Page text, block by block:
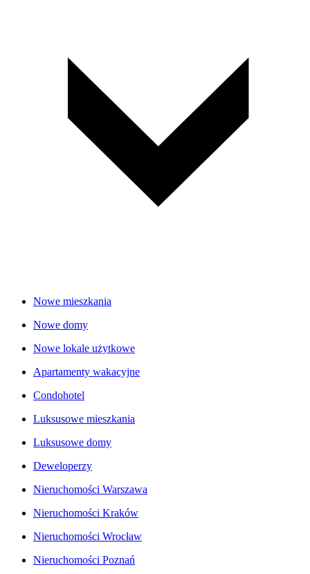
Nowe mieszkania
Nowe domy
Nowe lokale użytkowe
Apartamenty wakacyjne
Condohotel
Luksusowe mieszkania
Luksusowe domy
Deweloperzy
Nieruchomości Warszawa
Nieruchomości Kraków
Nieruchomości Wrocław
Nieruchomości Poznań